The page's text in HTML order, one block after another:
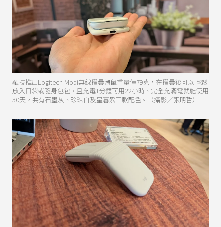
羅技推出Logitech Mobi無線摺疊滑鼠重量僅79克，在摺疊後可以輕鬆
放入口袋或隨身包包，且充電1分鐘可用22小時、完全充滿電就能使用
30天，共有石墨灰、珍珠白及星暮紫三款配色。（攝影／張明哲）